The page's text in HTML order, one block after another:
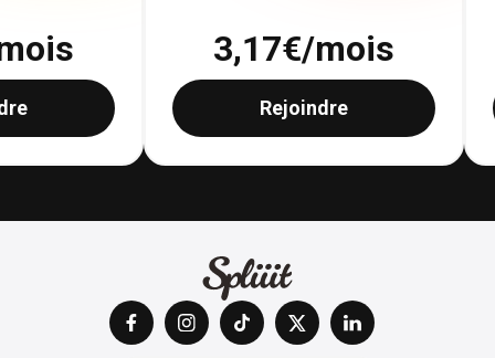
3,17€/mois
Rejoindre